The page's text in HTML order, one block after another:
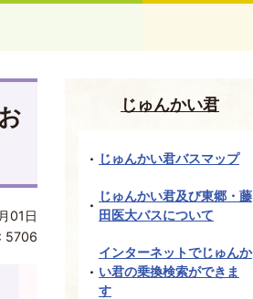
01日
5706
じゅんかい君
じゅんかい君バスマップ
じゅんかい君及び東郷・藤
田医大バスについて
インターネットでじゅんか
い君の乗換検索ができま
す